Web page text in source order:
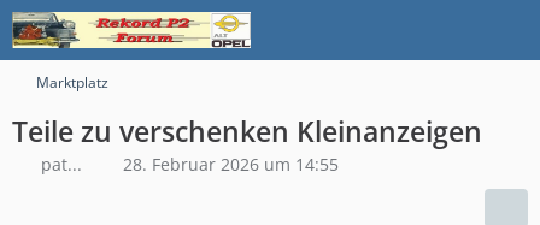
Marktplatz
Teile zu verschenken Kleinanzeigen
pat... 28. Februar 2026 um 14:55